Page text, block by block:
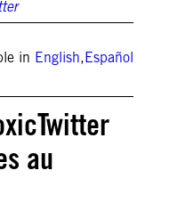
in English,Español
au